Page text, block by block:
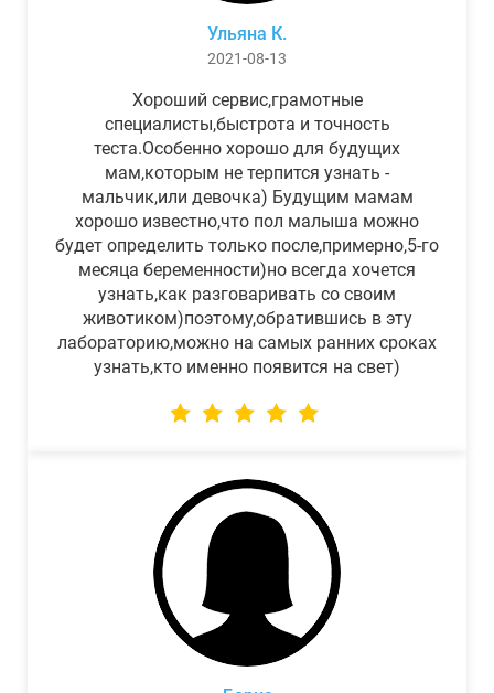
Ульяна К.
2021-08-13
Хороший сервис,грамотные
специалисты,быстрота и точность
теста.Особенно хорошо для будущих
мам,которым не терпится узнать -
мальчик,или девочка) Будущим мамам
хорошо известно,что пол малыша можно
будет определить только после,примерно,5-го
месяца беременности)но всегда хочется
узнать,как разговаривать со своим
животиком)поэтому,обратившись в эту
лабораторию,можно на самых ранних сроках
узнать,кто именно появится на свет)